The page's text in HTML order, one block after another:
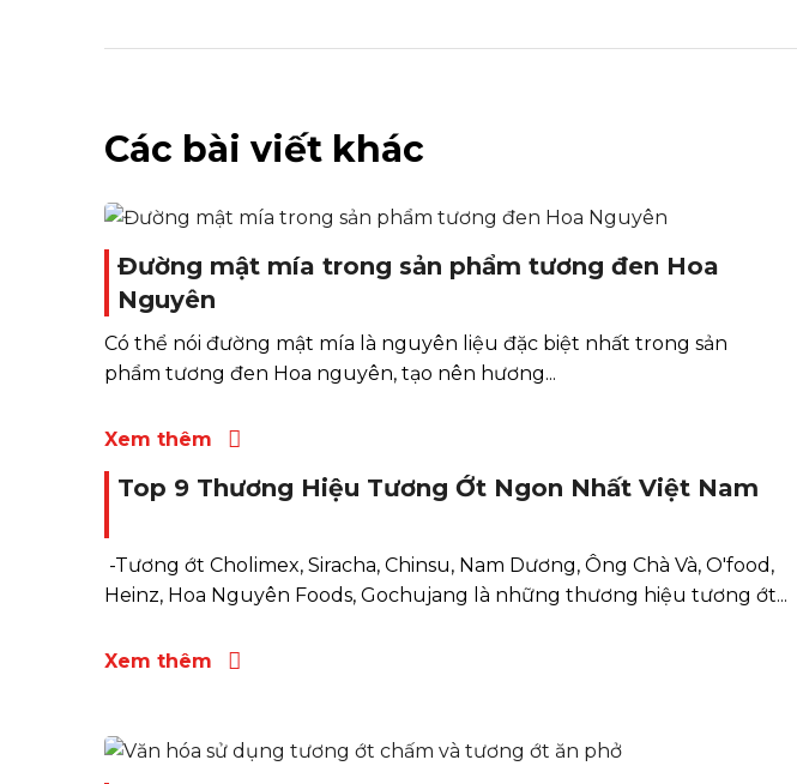
Các bài viết khác
Đường mật mía trong sản phẩm tương đen Hoa
Nguyên
Có thể nói đường mật mía là nguyên liệu đặc biệt nhất trong sản
phẩm tương đen Hoa nguyên, tạo nên hương...
Xem thêm
Top 9 Thương Hiệu Tương Ớt Ngon Nhất Việt Nam
-Tương ớt Cholimex, Siracha, Chinsu, Nam Dương, Ông Chà Và, O'food,
Heinz, Hoa Nguyên Foods, Gochujang là những thương hiệu tương ớt...
Xem thêm